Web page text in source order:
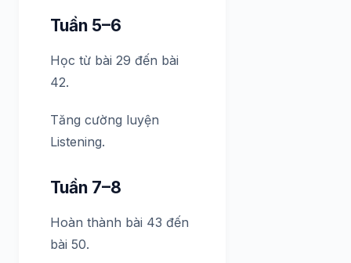
Tuần 5–6
Học từ bài 29 đến bài
42.
Tăng cường luyện
Listening.
Tuần 7–8
Hoàn thành bài 43 đến
bài 50.